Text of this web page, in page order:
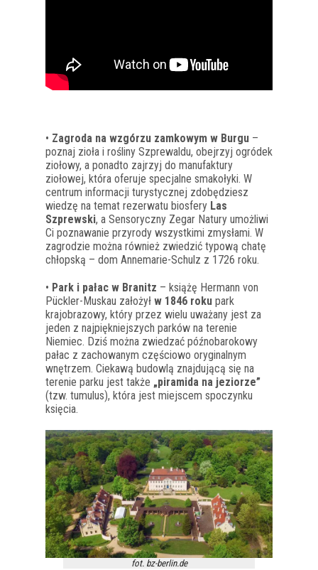
• Zagroda na wzgórzu zamkowym w Burgu –
poznaj zioła i rośliny Szprewaldu, obejrzyj ogródek
ziołowy, a ponadto zajrzyj do manufaktury
ziołowej, która oferuje specjalne smakołyki. W
centrum informacji turystycznej zdobędziesz
wiedzę na temat rezerwatu biosfery Las
Szprewski, a Sensoryczny Zegar Natury umożliwi
Ci poznawanie przyrody wszystkimi zmysłami. W
zagrodzie można również zwiedzić typową chatę
chłopską – dom Annemarie-Schulz z 1726 roku.
• Park i pałac w Branitz – książę Hermann von
Pückler-Muskau założył w 1846 roku park
krajobrazowy, który przez wielu uważany jest za
jeden z najpiękniejszych parków na terenie
Niemiec. Dziś można zwiedzać późnobarokowy
pałac z zachowanym częściowo oryginalnym
wnętrzem. Ciekawą budowlą znajdującą się na
terenie parku jest także „piramida na jeziorze”
(tzw. tumulus), która jest miejscem spoczynku
księcia.
fot. bz-berlin.de